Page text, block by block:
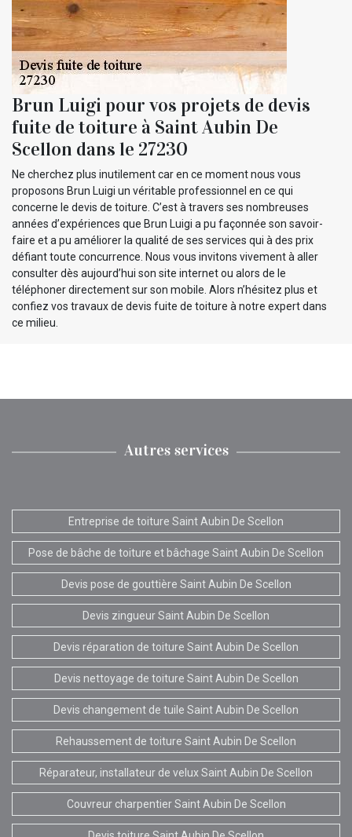
Brun Luigi pour vos projets de devis
fuite de toiture à Saint Aubin De
Scellon dans le 27230
Ne cherchez plus inutilement car en ce moment nous vous
proposons Brun Luigi un véritable professionnel en ce qui
concerne le devis de toiture. C’est à travers ses nombreuses
années d’expériences que Brun Luigi a pu façonnée son savoir-
faire et a pu améliorer la qualité de ses services qui à des prix
défiant toute concurrence. Nous vous invitons vivement à aller
consulter dès aujourd’hui son site internet ou alors de le
téléphoner directement sur son mobile. Alors n’hésitez plus et
confiez vos travaux de devis fuite de toiture à notre expert dans
ce milieu.
Autres services
Entreprise de toiture Saint Aubin De Scellon
Pose de bâche de toiture et bâchage Saint Aubin De Scellon
Devis pose de gouttière Saint Aubin De Scellon
Devis zingueur Saint Aubin De Scellon
Devis réparation de toiture Saint Aubin De Scellon
Devis nettoyage de toiture Saint Aubin De Scellon
Devis changement de tuile Saint Aubin De Scellon
Rehaussement de toiture Saint Aubin De Scellon
Réparateur, installateur de velux Saint Aubin De Scellon
Couvreur charpentier Saint Aubin De Scellon